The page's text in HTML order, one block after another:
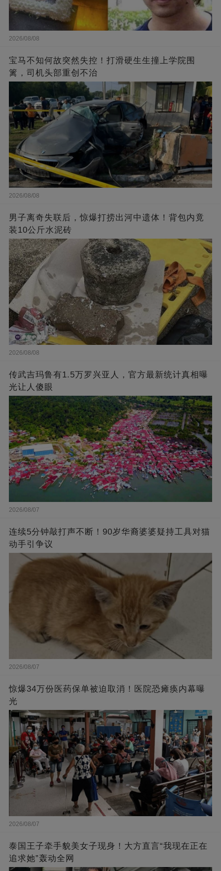
2026/08/08
宝马不知何故突然失控！打滑硬生生撞上学院围
篱，司机头部重创不治
2026/08/08
男子离奇失联后，惊爆打捞出河中遗体！背包内竟
装10公斤水泥砖
2026/08/08
传武吉玛鲁有1.5万罗兴亚人，官方最新统计真相曝
光让人傻眼
2026/08/07
连续5分钟敲打声不断！90岁华裔婆婆疑持工具对猫
动手引争议
2026/08/07
惊爆34万份医药保单被迫取消！医院恐瘫痪内幕曝
光
2026/08/07
泰国王子牵手貌美女子现身！大方直言“我现在正在
追求她”轰动全网